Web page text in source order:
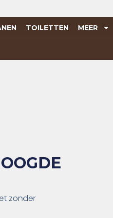
TOILETTEN MEER
zonder